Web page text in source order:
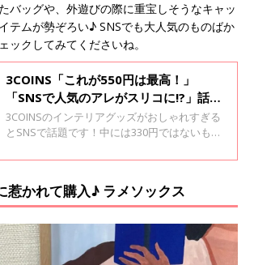
バッグや、外遊びの際に重宝しそうなキャッ
テムが勢ぞろい♪ SNSでも大人気のものばか
ックしてみてくださいね。
3COINS「これが550円は最高！」
「SNSで人気のアレがスリコに!?」話題
のインテリアグッズ5選
3COINSのインテリアグッズがおしゃれすぎる
とSNSで話題です！中には330円ではないもの
頃な価格でゲットできるとコスパに満足してい
で、ぜひチェックしてみてくださいね。
惹かれて購入♪ ラメソックス